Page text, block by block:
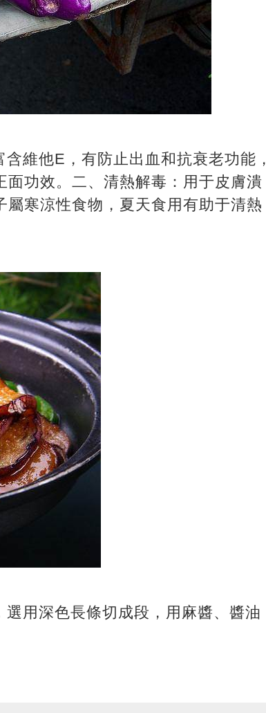
維他E，有防止出血和抗衰老功能，
功效。二、清熱解毒：用于皮膚潰
寒涼性食物，夏天食用有助于清熱
用深色長條切成段，用麻醬、醬油